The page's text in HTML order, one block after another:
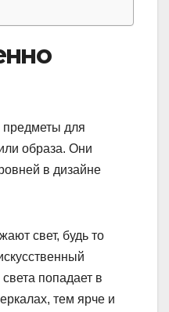
предметы для
образа. Они
в дизайне
свет, будь то
попадает в
тем ярче и